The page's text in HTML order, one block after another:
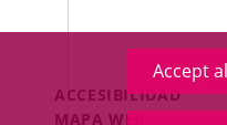
Accept
Menú
Legal
ACCESIBILIDAD
MAPA WEB